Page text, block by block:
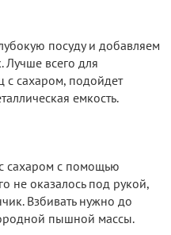
посуду и добавляем
Лучше всего для
с сахаром, подойдет
емкость.
сахаром с помощью
не оказалось под рукой,
Взбивать нужно до
пышной массы.